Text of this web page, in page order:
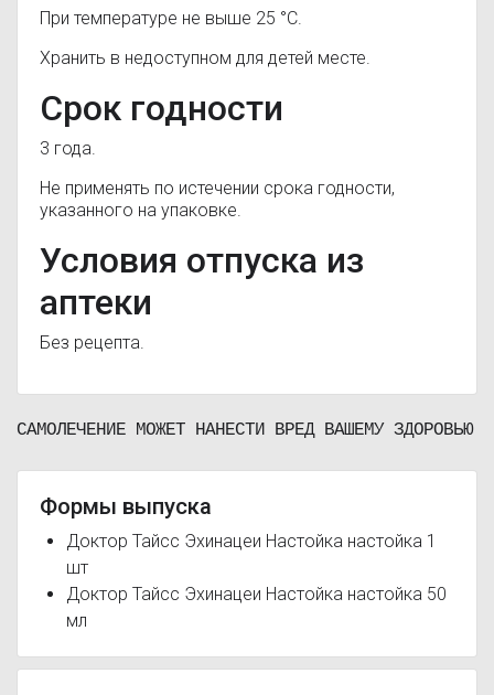
При температуре не выше 25 °C.
Хранить в недоступном для детей месте.
Срок годности
3 года.
Не применять по истечении срока годности,
указанного на упаковке.
Условия отпуска из
аптеки
Без рецепта.
САМОЛЕЧЕНИЕ МОЖЕТ НАНЕСТИ ВРЕД ВАШЕМУ ЗДОРОВЬЮ
Формы выпуска
Доктор Тайсс Эхинацеи Настойка настойка 1
шт
Доктор Тайсс Эхинацеи Настойка настойка 50
мл